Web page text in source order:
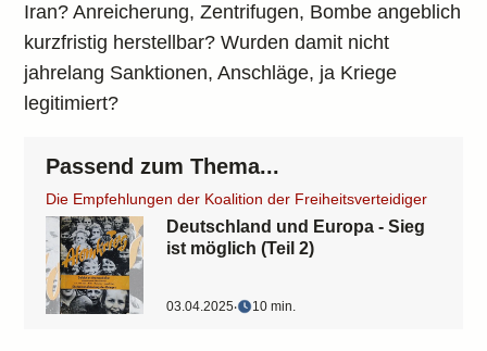
Iran? Anreicherung, Zentrifugen, Bombe angeblich
kurzfristig herstellbar? Wurden damit nicht
jahrelang Sanktionen, Anschläge, ja Kriege
legitimiert?
Passend zum Thema...
Die Empfehlungen der Koalition der Freiheitsverteidiger
Deutschland und Europa - Sieg
ist möglich (Teil 2)
03.04.2025‧ 10 min.